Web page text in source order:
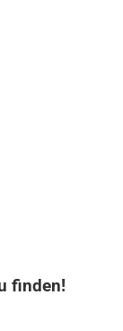
finden!